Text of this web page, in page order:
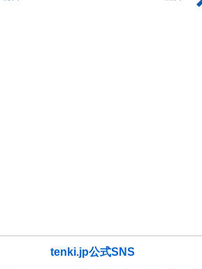
tenki.jp公式SNS